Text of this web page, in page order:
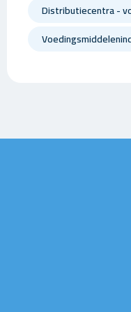
Distributiecentra -